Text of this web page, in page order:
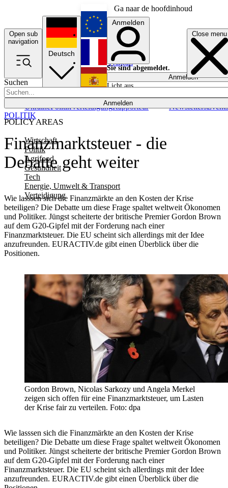
Ga naar de hoofdinhoud
Open sub
navigation
Close menu
Suchen
Anmelden
POLICY AREAS
Wirtschaft
Politik
Agrifood
Gesundheit
Tech
Energie, Umwelt & Transport
Verteidigung
UkrainePolitikVerteidigungRapporteur NewslettersEvents
Deutsch
English
Français
Anmelden
Sie sind abgemeldet.
Anmelden
Licht aus
Finanzmarktsteuer - die
Debatte geht weiter
Wie lasssen sich die Finanzmärkte an den Kosten der Krise
beteiligen? Die Debatte um diese Frage spaltet weltweit Ökonomen
und Politiker. Jüngst scheiterte der britische Premier Gordon Brown
auf dem G20-Gipfel mit der Forderung nach einer
Finanzmarktsteuer. Die EU scheint sich allerdings mit der Idee
anzufreunden. EURACTIV.de gibt einen Überblick über die
Positionen.
POLITIK
Gordon Brown, Nicolas Sarkozy und Angela Merkel
zeigen sich offen für eine Finanzmarktsteuer, um Lasten
der Krise fair zu verteilen. Foto: dpa
Wie lasssen sich die Finanzmärkte an den Kosten der Krise
beteiligen? Die Debatte um diese Frage spaltet weltweit Ökonomen
und Politiker. Jüngst scheiterte der britische Premier Gordon Brown
auf dem G20-Gipfel mit der Forderung nach einer
Finanzmarktsteuer. Die EU scheint sich allerdings mit der Idee
anzufreunden. EURACTIV.de gibt einen Überblick über die